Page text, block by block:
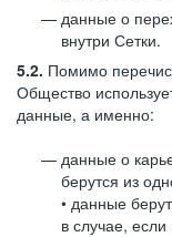
данные о
внутри Сетки.
5.2. Помимо
Общество
данные, а именно:
данные о
берутся из
• данные
в случае,